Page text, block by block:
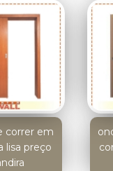
correr em
lisa preço